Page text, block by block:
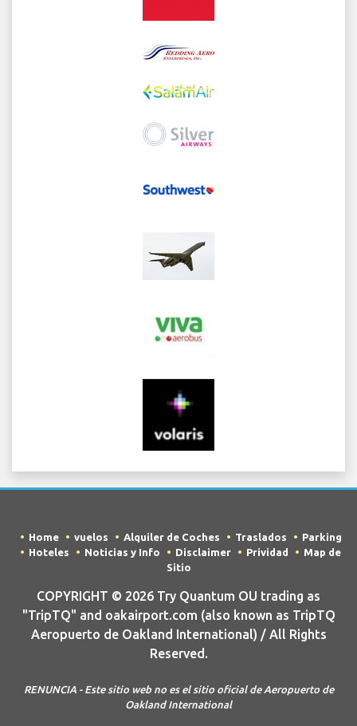
Home vuelos Alquiler de Coches Traslados
Parking
Hoteles
Noticias y Info Disclaimer Prividad
Map de
Sitio
COPYRIGHT © 2026 Try Quantum OU trading as
"TripTQ" and oakairport.com (also known as TripTQ
Aeropuerto de Oakland International) / All Rights
Reserved.
RENUNCIA - Este sitio web no es el sitio oficial de Aeropuerto de
Oakland International